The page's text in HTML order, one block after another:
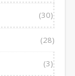
(30)
(28)
(3)